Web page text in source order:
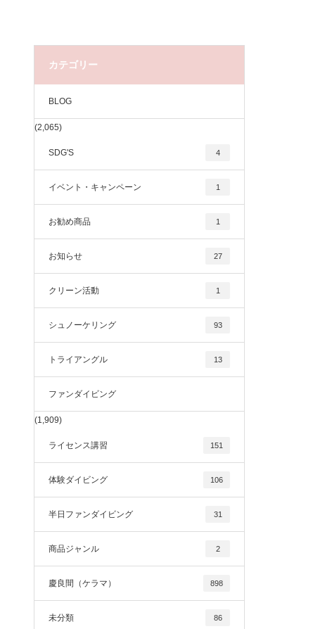
カテゴリー
BLOG
(2,065)
SDG'S 4
イベント・キャンペーン 1
お勧め商品 1
お知らせ 27
クリーン活動 1
シュノーケリング 93
トライアングル 13
ファンダイビング
(1,909)
ライセンス講習 151
体験ダイビング 106
半日ファンダイビング 31
商品ジャンル 2
慶良間（ケラマ） 898
未分類 86